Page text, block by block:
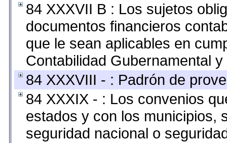
84 XXXVII B : Los sujetos
documentos financieros
que le sean aplicables en
Contabilidad Gubernamental
84 XXXVIII - : Padrón de
84 XXXIX - : Los convenios
estados y con los municipios,
seguridad nacional o